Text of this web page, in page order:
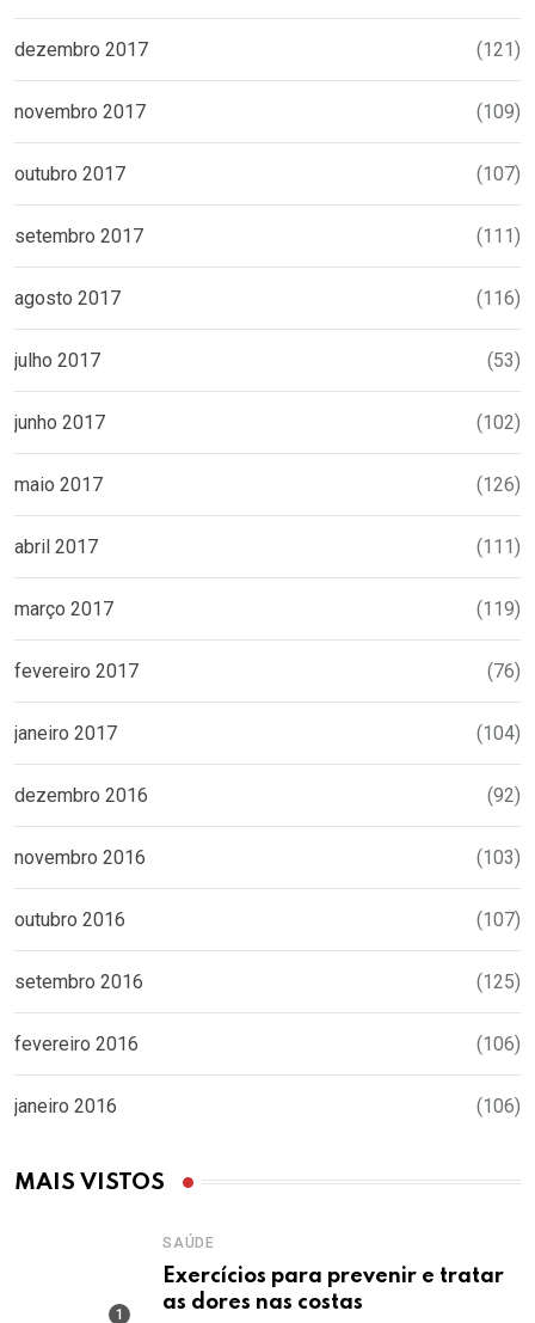
dezembro 2017 (121)
novembro 2017 (109)
outubro 2017 (107)
setembro 2017 (111)
agosto 2017 (116)
julho 2017 (53)
junho 2017 (102)
maio 2017 (126)
abril 2017 (111)
março 2017 (119)
fevereiro 2017 (76)
janeiro 2017 (104)
dezembro 2016 (92)
novembro 2016 (103)
outubro 2016 (107)
setembro 2016 (125)
fevereiro 2016 (106)
janeiro 2016 (106)
MAIS VISTOS
SAÚDE
Exercícios para prevenir e tratar
as dores nas costas